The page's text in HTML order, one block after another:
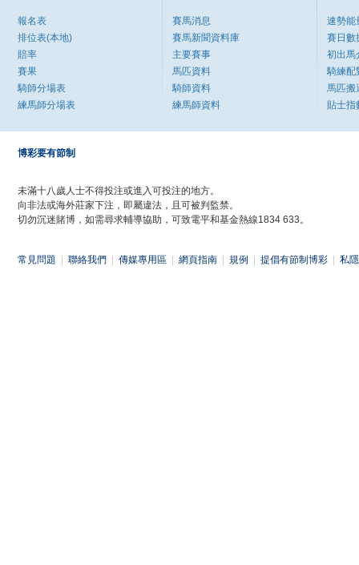
報名表
排位表(本地)
賠率
賽果
騎師分場表
練馬師分場表
賽馬消息
賽馬新聞資料庫
主要賽事
馬匹資料
騎師資料
練馬師資料
速勢能
賽日數
初出馬
騎練配
馬匹搬
貼士指
博彩要有節制
未滿十八歲人士不得投注或進入可投注的地方。
向非法或海外莊家下注，即屬違法，且可被判監禁。
切勿沉迷賭博，如需尋求輔導協助，可致電平和基金熱線1834 633。
常見問題 聯絡我們 傳媒專用區 網頁指南 規例 提倡有節制博彩 私